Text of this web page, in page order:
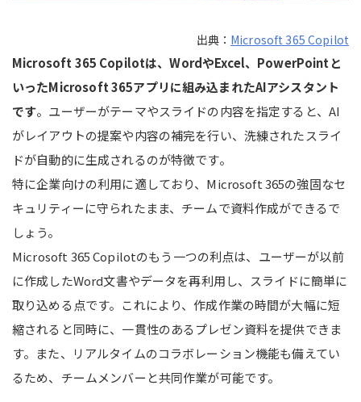
出典： Microsoft 365 Copilot
Microsoft 365 Copilotは、WordやExcel、PowerPointと
いったMicrosoft 365アプリに組み込まれたAIアシスタント
です。ユーザーがテーマやスライドの内容を指定すると、AI
がレイアウトの提案や内容の補完を行い、洗練されたスライ
ドが自動的に生成されるのが特徴です。
特に企業向けの利用に適しており、Microsoft 365の強固なセ
キュリティーに守られたまま、チームで資料作成ができるで
しょう。
Microsoft 365 Copilotのもう一つの利点は、ユーザーが以前
に作成したWord文書やデータを再利用し、スライドに簡単に
取り込める点です。これにより、作成作業の時間が大幅に短
縮されると同時に、一貫性のあるプレゼン資料を提供できま
す。また、リアルタイムのコラボレーション機能も備えてい
るため、チームメンバーと共同作業が可能です。